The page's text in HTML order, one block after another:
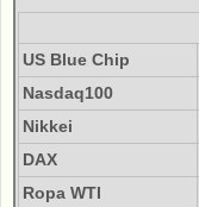
US Blue Chip
Nasdaq100
Nikkei
DAX
Ropa WTI